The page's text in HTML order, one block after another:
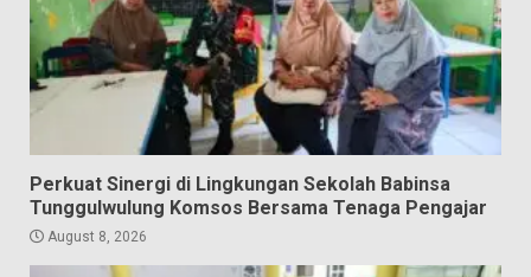
Perkuat Sinergi di Lingkungan Sekolah Babinsa
Tunggulwulung Komsos Bersama Tenaga Pengajar
August 8, 2026